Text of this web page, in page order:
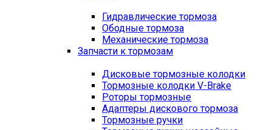
Гидравлические тормоза
Ободные тормоза
Механические тормоза
Запчасти к тормозам
Дисковые тормозные колодки
Тормозные колодки V-Brake
Роторы тормозные
Адаптеры дискового тормоза
Тормозные ручки